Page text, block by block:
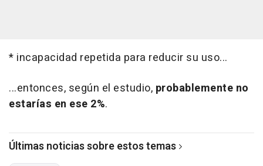
* incapacidad repetida para reducir su uso...
...entonces, según el estudio, probablemente no
estarías en ese 2%.
Últimas noticias sobre estos temas